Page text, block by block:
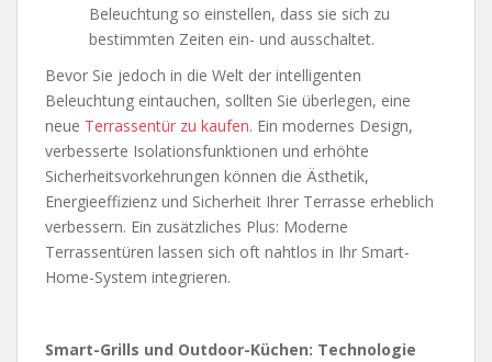
Beleuchtung so einstellen, dass sie sich zu
bestimmten Zeiten ein- und ausschaltet.
Bevor Sie jedoch in die Welt der intelligenten
Beleuchtung eintauchen, sollten Sie überlegen, eine
neue Terrassentür zu kaufen. Ein modernes Design,
verbesserte Isolationsfunktionen und erhöhte
Sicherheitsvorkehrungen können die Ästhetik,
Energieeffizienz und Sicherheit Ihrer Terrasse erheblich
verbessern. Ein zusätzliches Plus: Moderne
Terrassentüren lassen sich oft nahtlos in Ihr Smart-
Home-System integrieren.
Smart-Grills und Outdoor-Küchen: Technologie